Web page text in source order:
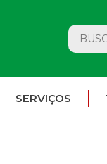
SERVIÇOS